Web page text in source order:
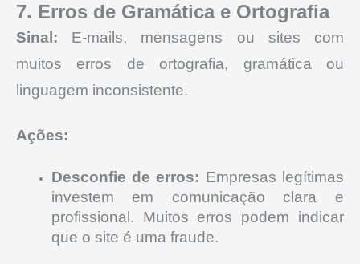
7. Erros de Gramática e Ortografia
Sinal: E-mails, mensagens ou sites com
muitos erros de ortografia, gramática ou
linguagem inconsistente.
Ações:
Desconfie de erros: Empresas legítimas
investem em comunicação clara e
profissional. Muitos erros podem indicar
que o site é uma fraude.